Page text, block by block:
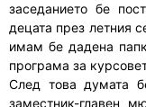
заседанието бе
децата през летния
имам бе дадена
програма за
След това думата
заместник-главен